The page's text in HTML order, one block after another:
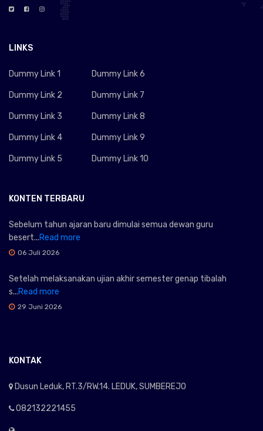
LINKS
Dummy Link 1
Dummy Link 2
Dummy Link 3
Dummy Link 4
Dummy Link 5
Dummy Link 6
Dummy Link 7
Dummy Link 8
Dummy Link 9
Dummy Link 10
KONTEN TERBARU
Sebelum tahun ajaran baru dimulai semua dewan guru
besert...Read more
06 Juli 2026
Setelah melaksanakan ujian akhir semester genap tibalah
s...Read more
29 Juni 2026
KONTAK
Dusun Leduk, RT.3/RW.14. LEDUK, SUMBEREJO
082132221455